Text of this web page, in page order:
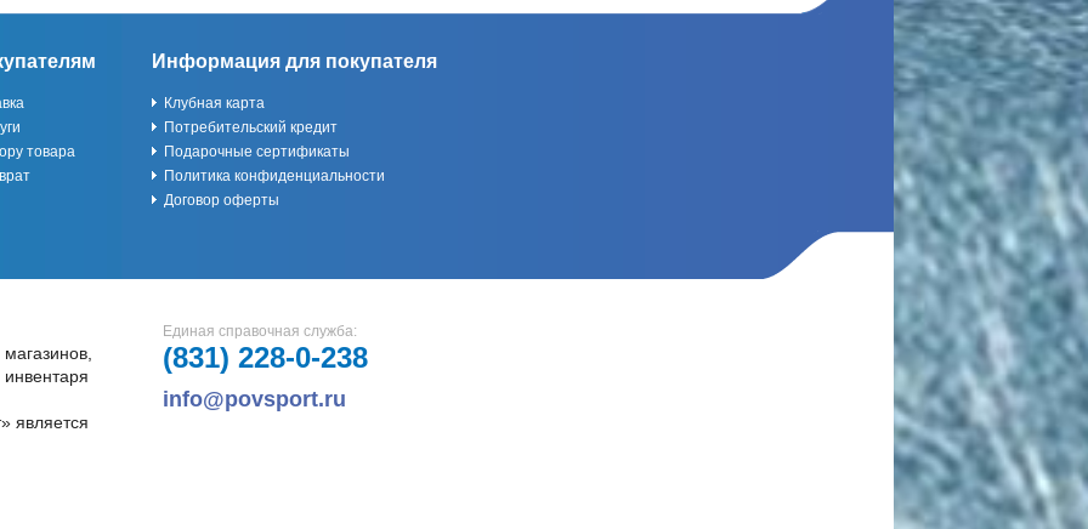
товара
Информация для покупателя
Клубная карта
Потребительский кредит
Подарочные сертификаты
Политика конфиденциальности
Договор оферты
является
Единая справочная служба:
(831) 228-0-238
info@povsport.ru